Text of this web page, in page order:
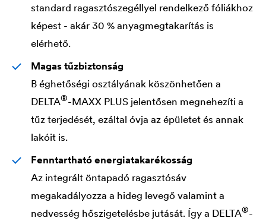
standard ragasztószegéllyel rendelkező fóliákhoz
képest - akár 30 % anyagmegtakarítás is
elérhető.
Magas tűzbiztonság
B éghetőségi osztályának köszönhetően a
DELTA®-MAXX PLUS jelentősen megnehezíti a
tűz terjedését, ezáltal óvja az épületet és annak
lakóit is.
Fenntartható energiatakarékosság
Az integrált öntapadó ragasztósáv
megakadályozza a hideg levegő valamint a
nedvesség hőszigetelésbe jutását. Így a DELTA®-